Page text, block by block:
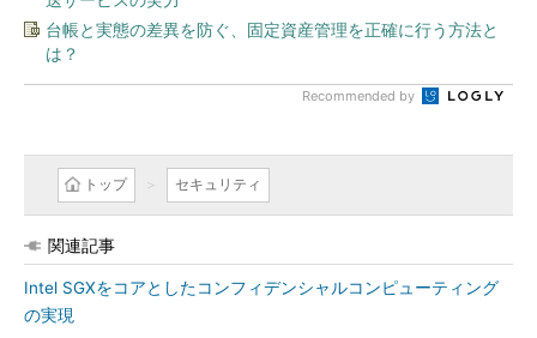
台帳と実態の差異を防ぐ、固定資産管理を正確に行う方法と
は？
Recommended by
トップ セキュリティ
関連記事
Intel SGXをコアとしたコンフィデンシャルコンピューティング
の実現